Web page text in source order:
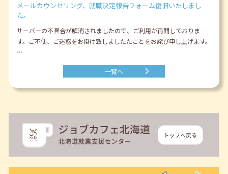
メールカウンセリング、就職決定報告フォーム復旧いたしまし
た。
サーバーの不具合が解消されましたので、ご利用が再開しておりま
す。ご不便、ご迷惑をお掛け致しましたたことをお詫び申し上げます。
…
一覧へ